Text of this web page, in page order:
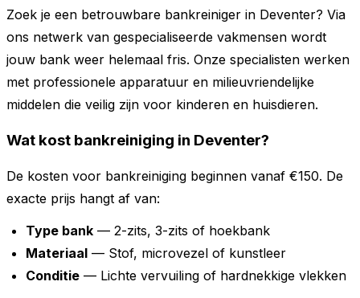
Zoek je een betrouwbare bankreiniger in Deventer? Via
ons netwerk van gespecialiseerde vakmensen wordt
jouw bank weer helemaal fris. Onze specialisten werken
met professionele apparatuur en milieuvriendelijke
middelen die veilig zijn voor kinderen en huisdieren.
Wat kost bankreiniging in Deventer?
De kosten voor bankreiniging beginnen vanaf €150. De
exacte prijs hangt af van:
Type bank — 2-zits, 3-zits of hoekbank
Materiaal — Stof, microvezel of kunstleer
Conditie — Lichte vervuiling of hardnekkige vlekken